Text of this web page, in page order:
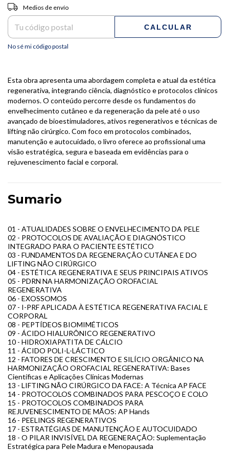
Entregas para el CP:
Medios de envío
CALCULAR
No sé mi código postal
Esta obra apresenta uma abordagem completa e atual da estética
regenerativa, integrando ciência, diagnóstico e protocolos clínicos
modernos. O conteúdo percorre desde os fundamentos do
envelhecimento cutâneo e da regeneração da pele até o uso
avançado de bioestimuladores, ativos regenerativos e técnicas de
lifting não cirúrgico. Com foco em protocolos combinados,
manutenção e autocuidado, o livro oferece ao profissional uma
visão estratégica, segura e baseada em evidências para o
rejuvenescimento facial e corporal.
Sumario
01 - ATUALIDADES SOBRE O ENVELHECIMENTO DA PELE
02 - PROTOCOLOS DE AVALIAÇÃO E DIAGNÓSTICO
INTEGRADO PARA O PACIENTE ESTÉTICO
03 - FUNDAMENTOS DA REGENERAÇÃO CUTÂNEA E DO
LIFTING NÃO CIRÚRGICO
04 - ESTÉTICA REGENERATIVA E SEUS PRINCIPAIS ATIVOS
05 - PDRN NA HARMONIZAÇÃO OROFACIAL
REGENERATIVA
06 - EXOSSOMOS
07 - I-PRF APLICADA À ESTÉTICA REGENERATIVA FACIAL E
CORPORAL
08 - PEPTÍDEOS BIOMIMÉTICOS
09 - ÁCIDO HIALURÔNICO REGENERATIVO
10 - HIDROXIAPATITA DE CÁLCIO
11 - ÁCIDO POLI-L-LÁCTICO
12 - FATORES DE CRESCIMENTO E SILÍCIO ORGÂNICO NA
HARMONIZAÇÃO OROFACIAL REGENERATIVA: Bases
Científicas e Aplicações Clínicas Modernas
13 - LIFTING NÃO CIRÚRGICO DA FACE: A Técnica AP FACE
14 - PROTOCOLOS COMBINADOS PARA PESCOÇO E COLO
15 - PROTOCOLOS COMBINADOS PARA
REJUVENESCIMENTO DE MÃOS: AP Hands
16 - PEELINGS REGENERATIVOS
17 - ESTRATÉGIAS DE MANUTENÇÃO E AUTOCUIDADO
18 - O PILAR INVISÍVEL DA REGENERAÇÃO: Suplementação
Estratégica para Pele Madura e Menopausada